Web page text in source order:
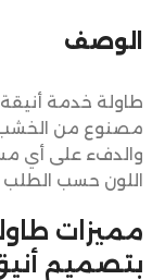
الوصف
طاولة خدمة
مصنوع من
والدفء على أي
اللون حسب الطلب
مميزات
بتصميم